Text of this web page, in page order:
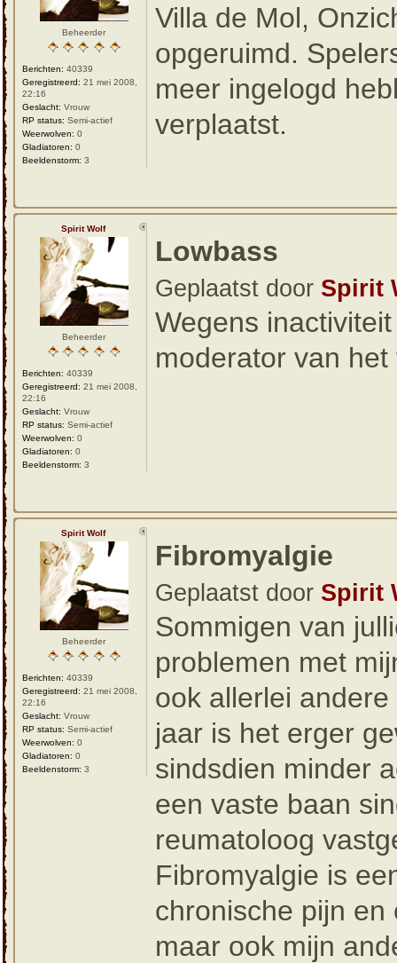
Beheerder
Berichten: 40339
Geregistreerd: 21 mei 2008,
22:16
Geslacht: Vrouw
RP status: Semi-actief
Weerwolven: 0
Gladiatoren: 0
Beeldenstorm: 3
Villa de Mol,
opgeruimd.
meer ingelogd
verplaatst.
Spirit Wolf
Beheerder
Berichten: 40339
Geregistreerd: 21 mei 2008,
22:16
Geslacht: Vrouw
RP status: Semi-actief
Weerwolven: 0
Gladiatoren: 0
Beeldenstorm: 3
Lowbass
Geplaatst door Spirit
Wegens
moderator van het
Spirit Wolf
Beheerder
Berichten: 40339
Geregistreerd: 21 mei 2008,
22:16
Geslacht: Vrouw
RP status: Semi-actief
Weerwolven: 0
Gladiatoren: 0
Beeldenstorm: 3
Fibromyalgie
Geplaatst door Spirit
Sommigen van
problemen met
ook allerlei
jaar is het erger
sindsdien minder
een vaste baan
reumatoloog
Fibromyalgie is
chronische pijn
maar ook mijn